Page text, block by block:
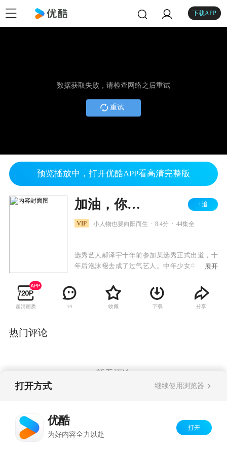
下载APP
数据获取失败，请检查网络之后重试
重试
预览播放中，打开优酷APP看高清完整版
加油，你是最棒的 DVD版 +追
VIP 小人物也要向阳而生 8.4分 44集全
选秀艺人郝泽宇十年前参加某选秀正式出道，十
年后泡沫褪去成了过气艺人。中年少女牛美丽、
班子，要把郝泽宇捧红。一次意外事件引发了郝
泽宇的爆红，也带来了一系列的风波。在利益与
亲情、爱情的纠葛中，这几人组成的“临时家
展开
超清画质 14 收藏 下载 分享
热门评论
暂无评论
打开方式 继续使用浏览器
优酷
为好内容全力以赴
打开